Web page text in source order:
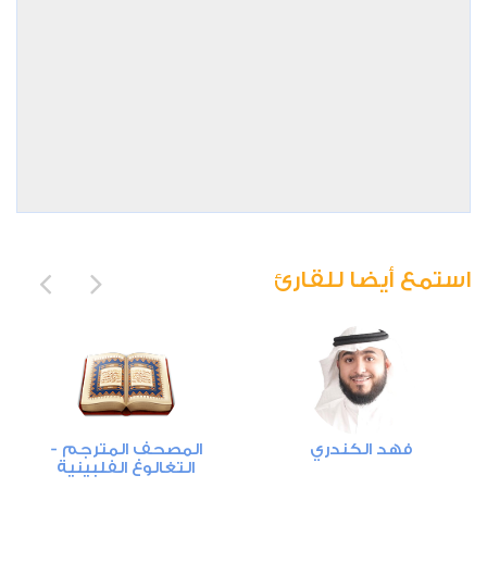
استمع أيضا للقارئ
فهد الكندري
المصحف المترجم -
التغالوغ الفلبينية